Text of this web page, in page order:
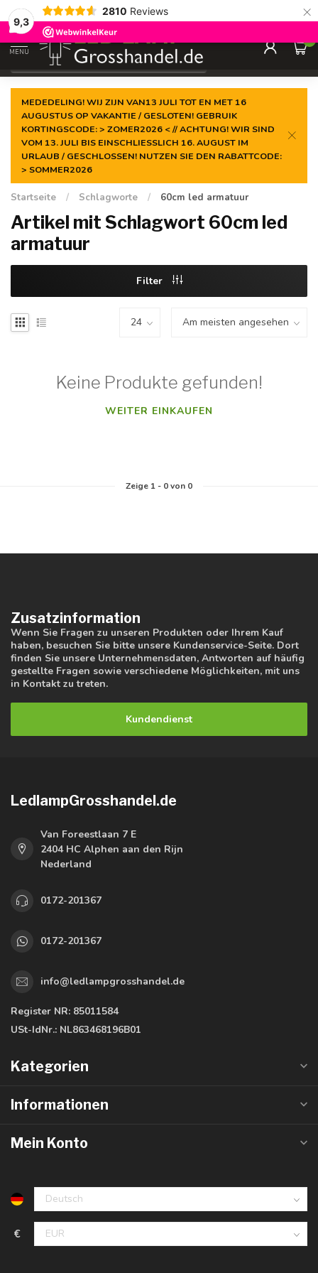
9,3
2810 Reviews ×
Garantiert derniedrigste Preis
MENU
0
MEDEDELING! WIJ ZIJN VAN13 JULI TOT EN MET 16
AUGUSTUS OP VAKANTIE / GESLOTEN! GEBRUIK
KORTINGSCODE: > ZOMER2026 < // ACHTUNG! WIR SIND
VOM 13. JULI BIS EINSCHLIESSLICH 16. AUGUST IM
URLAUB / GESCHLOSSEN! NUTZEN SIE DEN RABATTCODE:
> SOMMER2026
Startseite / Schlagworte / 60cm led armatuur
Artikel mit Schlagwort 60cm led
armatuur
Filter
Keine Produkte gefunden!
WEITER EINKAUFEN
Zeige 1- 0von 0
Zusatzinformation
Wenn Sie Fragen zu unseren Produkten oder Ihrem Kauf
haben, besuchen Sie bitte unsere Kundenservice-Seite. Dort
finden Sie unsere Unternehmensdaten, Antworten auf häufig
gestellte Fragen sowie verschiedene Möglichkeiten, mit uns
in Kontakt zu treten.
Kundendienst
LedlampGrosshandel.de
Van Foreestlaan 7 E
2404 HC Alphen aan den Rijn
Nederland
0172-201367
0172-201367
info@ledlampgrosshandel.de
Register NR: 85011584
USt-IdNr.: NL863468196B01
Kategorien
Informationen
Mein Konto
€